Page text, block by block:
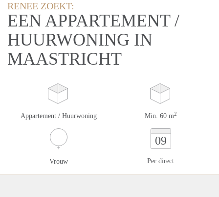
RENEE ZOEKT:
EEN APPARTEMENT /
HUURWONING IN
MAASTRICHT
Appartement / Huurwoning Min. 60 m2
Vrouw
09
Per direct